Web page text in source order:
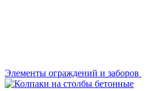
Элементы ограждений и заборов